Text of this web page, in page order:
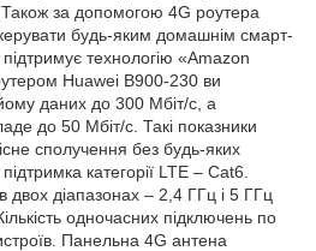
Також за допомогою 4G роутера
будь-яким домашнім смарт-
технологію «Amazon
Huawei B900-230 ви
даних до 300 Мбіт/с, а
до 50 Мбіт/с. Такі показники
сполучення без будь-яких
категорії LTE – Cat6.
двох діапазонах – 2,4 ГГц і 5 ГГц
одночасних підключень по
Панельна 4G антена